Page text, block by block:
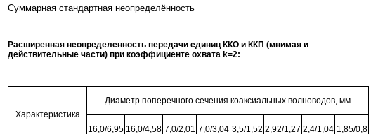
Суммарная стандартная неопределённость
Расширенная неопределенность передачи единиц ККО и ККП (мнимая и
действительные части) при коэффициенте охвата k=2:
Характеристика
Диаметр поперечного сечения коаксиальных волноводов, мм
16,0/6,95 16,0/4,58 7,0/2,01 7,0/3,04 3,5/1,52 2,92/1,27 2,4/1,04 1,85/0,8